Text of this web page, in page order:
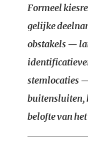
Formeel
gelijke
obstakels —
stemlocaties
buitensluiten,
belofte van